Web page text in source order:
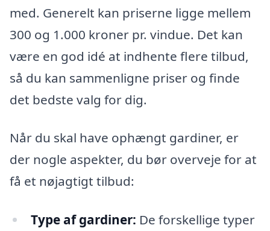
med. Generelt kan priserne ligge mellem
300 og 1.000 kroner pr. vindue. Det kan
være en god idé at indhente flere tilbud,
så du kan sammenligne priser og finde
det bedste valg for dig.
Når du skal have ophængt gardiner, er
der nogle aspekter, du bør overveje for at
få et nøjagtigt tilbud:
Type af gardiner: De forskellige typer